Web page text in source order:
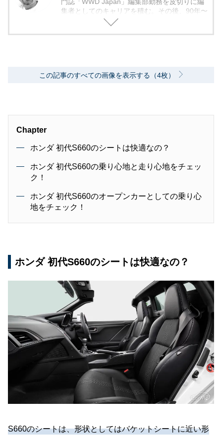
門誌「WWD Japan」編集部勤務を皮切りに編
集者としてのキャリアを積む。その後、90年〜
2000年代、中堅出版社ダイヤモンド社の自動車
この記事のすべての画像を表示する（4枚）
Chapter
ホンダ 初代S660のシートは快適なの？
ホンダ 初代S660の乗り心地と走り心地をチェッ
ク！
ホンダ 初代S660のオープンカーとしての乗り心
地をチェック！
ホンダ 初代S660のシートは快適なの？
S660のシートは、形状としてはバケットシートに近い形